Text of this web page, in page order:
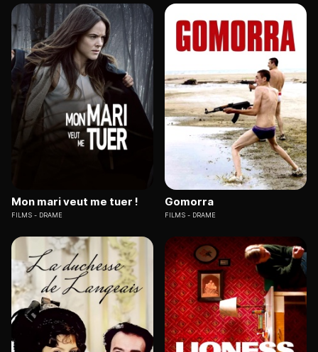
Mon mari veut me tuer !
FILMS DRAME
Gomorra
FILMS DRAME